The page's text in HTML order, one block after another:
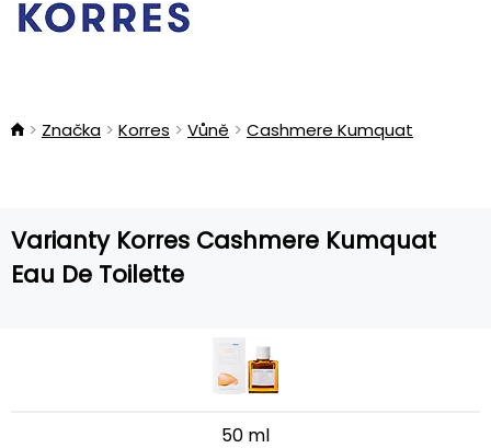
Značka Korres Vůně Cashmere Kumquat
Varianty Korres Cashmere Kumquat
Eau De Toilette
50 ml